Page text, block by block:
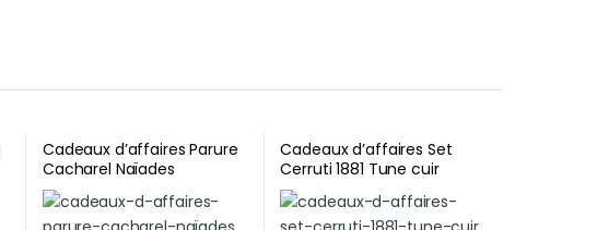
Cadeaux d’affaires Parure
Cacharel Naïades
Cadeaux d’affaires Set
Cerruti 1881 Tune cuir